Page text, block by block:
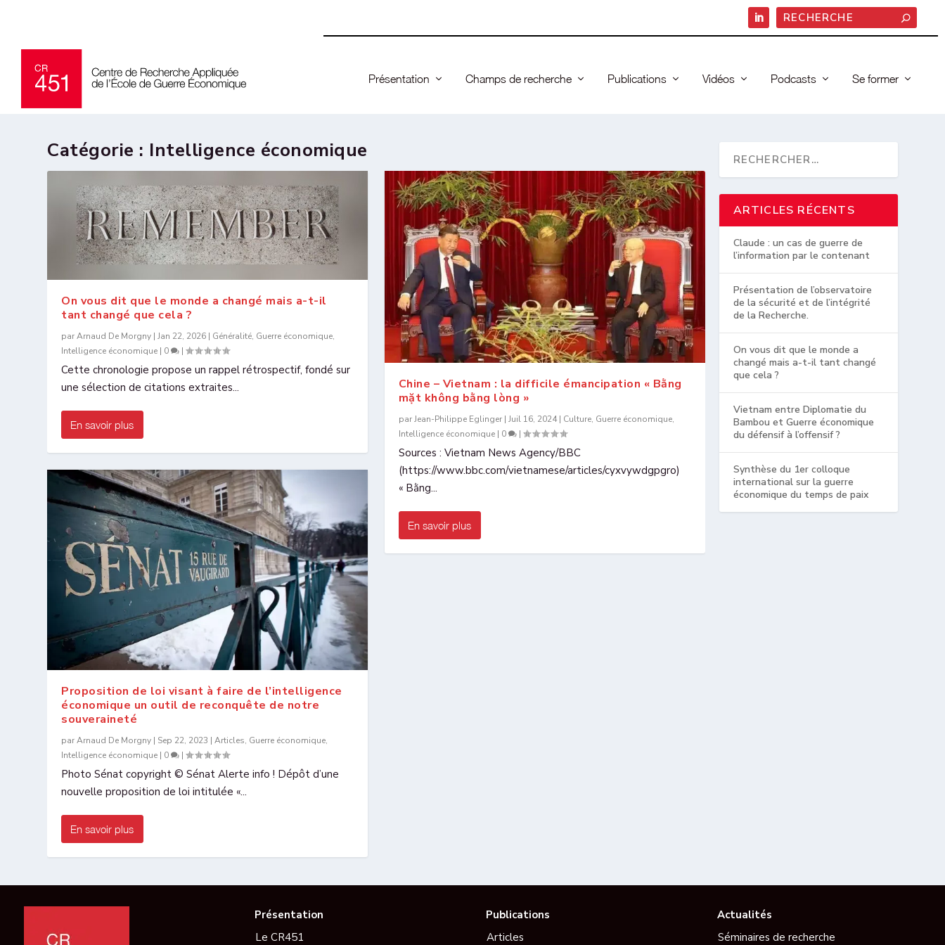
Présentation Champs de recherche Publications Vidéos Podcasts Se former
Catégorie : Intelligence économique
On vous dit que le monde a changé mais a-t-il
tant changé que cela ?
parArnaud De Morgny |Jan 22, 2026 | Généralité, Guerre économique,
Intelligence économique | 0 |
Cette chronologie propose un rappel rétrospectif, fondé sur
une sélection de citations extraites...
En savoir plus
Proposition de loi visant à faire de l’intelligence
économique un outil de reconquête de notre
souveraineté
parArnaud De Morgny | Sep 22, 2023 |Articles, Guerre économique,
Intelligence économique | 0 |
Photo Sénat copyright © Sénat Alerte info ! Dépôt d’une
nouvelle proposition de loi intitulée «...
En savoir plus
Chine – Vietnam : la difficile émancipation « Bằng
mặt không bằng lòng »
parJean-Philippe Eglinger| Juil 16, 2024| Culture, Guerre économique,
Intelligence économique| 0 |
Sources : Vietnam News Agency/BBC
(https://www.bbc.com/vietnamese/articles/cyxvywdgpgro)
« Bằng...
En savoir plus
ARTICLES RÉCENTS
Claude : un cas de guerre de
l’information par le contenant
Présentation de l’observatoire
de la sécurité et de l’intégrité
de la Recherche.
On vous dit que le monde a
changé mais a-t-il tant changé
que cela ?
Vietnam entre Diplomatie du
Bambou et Guerre économique
du défensif à l’offensif ?
Synthèse du 1er colloque
international sur la guerre
économique du temps de paix
Présentation
Le CR451
Publications
Articles
Actualités
Séminaires de recherche